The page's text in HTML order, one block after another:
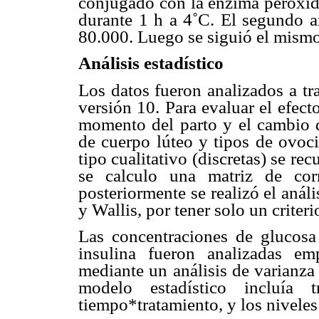
durante 1 h a 4˚C. El segundo
80.000. Luego se siguió el
Análisis estadístico
Los datos fueron analizados a
versión 10. Para evaluar el
momento del parto y el cambio
de cuerpo lúteo y tipos de
tipo cualitativo (discretas) se
se calculo una matriz de
posteriormente se realizó el
y Wallis, por tener solo un
Las concentraciones de
insulina fueron analizadas
mediante un análisis de
modelo estadístico incluía
tiempo*tratamiento, y los